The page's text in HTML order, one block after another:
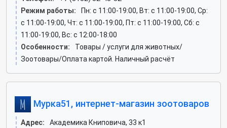
Режим работы:
Пн: c 11:00-19:00, Вт: c 11:00-19:00, Ср:
c 11:00-19:00, Чт: c 11:00-19:00, Пт: c 11:00-19:00, Сб: c
11:00-19:00, Вс: c 12:00-18:00
Особенности:
Товары / услуги для животных/
Зоотовары/Оплата картой. Наличный расчёт
Мурка51, интернет-магазин зоотоваров
Адрес:
Академика Книповича, 33 к1